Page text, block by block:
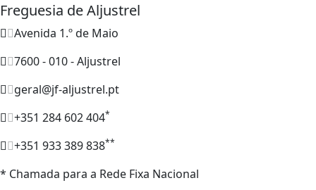
Freguesia de Aljustrel
Avenida 1.º de Maio
7600 - 010 - Aljustrel
geral@jf-aljustrel.pt
+351 284 602 404*
+351 933 389 838**
* Chamada para a Rede Fixa Nacional